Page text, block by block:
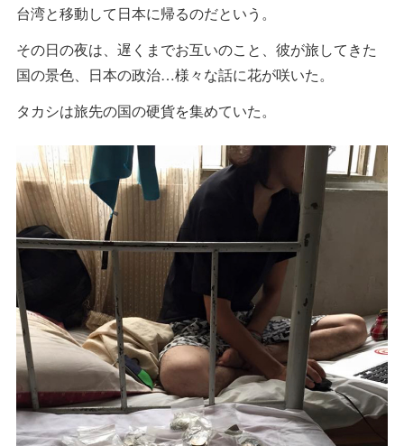
台湾と移動して日本に帰るのだという。
その日の夜は、遅くまでお互いのこと、彼が旅してきた
国の景色、日本の政治…様々な話に花が咲いた。
タカシは旅先の国の硬貨を集めていた。